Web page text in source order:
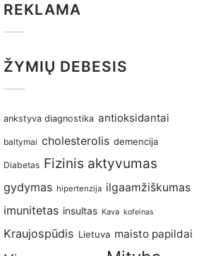
REKLAMA
ŽYMIŲ DEBESIS
ankstyva diagnostika antioksidantai
baltymai cholesterolis demencija
Diabetas Fizinis aktyvumas
gydymas hipertenzija ilgaamžiškumas
imunitetas insultas Kava kofeinas
Kraujospūdis Lietuva maisto papildai